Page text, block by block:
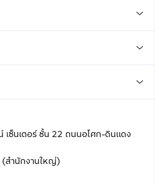
เซ็นเตอร์ ชั้น 22 ถนนอโศก-ดินแดง
(สำนักงานใหญ่)